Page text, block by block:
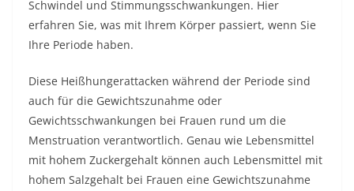
Schwindel und Stimmungsschwankungen. Hier
erfahren Sie, was mit Ihrem Körper passiert, wenn Sie
Ihre Periode haben.
Diese Heißhungerattacken während der Periode sind
auch für die Gewichtszunahme oder
Gewichtsschwankungen bei Frauen rund um die
Menstruation verantwortlich. Genau wie Lebensmittel
mit hohem Zuckergehalt können auch Lebensmittel mit
hohem Salzgehalt bei Frauen eine Gewichtszunahme